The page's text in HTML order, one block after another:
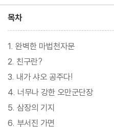
게 당한 호킹과 탐욕이 손오공
뒤이어 등장한 오만군단장은 샤
겠다며 모두를 협박하지만, 모
장에 맞선다. 하지만 너무나 강
탐욕은 속수무책으로 당하고,
삼장은 그곳에서 도망치려 하지
목차
1. 완벽한 마법천자문
2. 친구란?
3. 내가 샤오 공주다!
4. 너무나 강한 오만군단장
5. 삼장의 기지
6. 부서진 가면